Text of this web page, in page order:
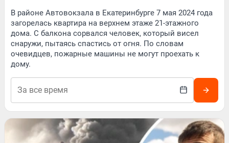
В районе Автовокзала в Екатеринбурге 7 мая 2024 года
загорелась квартира на верхнем этаже 21-этажного
дома. С балкона сорвался человек, который висел
снаружи, пытаясь спастись от огня. По словам
очевидцев, пожарные машины не могут проехать к
дому.